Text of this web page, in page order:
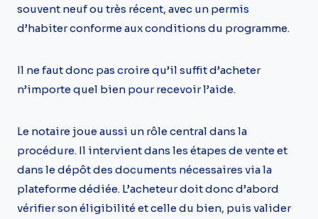
souvent neuf ou très récent, avec un permis
d’habiter conforme aux conditions du programme.
Il ne faut donc pas croire qu’il suffit d’acheter
n’importe quel bien pour recevoir l’aide.
Le notaire joue aussi un rôle central dans la
procédure. Il intervient dans les étapes de vente et
dans le dépôt des documents nécessaires via la
plateforme dédiée. L’acheteur doit donc d’abord
vérifier son éligibilité et celle du bien, puis valider